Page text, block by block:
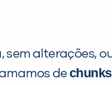
alterações,
dechunks.